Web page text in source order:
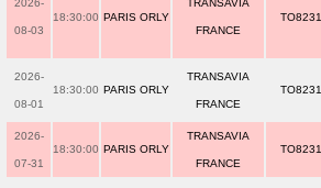
2026-
08-03
18:30:00 PARIS ORLY
TRANSAVIA
FRANCE
TO8231
2026-
08-01
18:30:00 PARIS ORLY
TRANSAVIA
FRANCE
TO8231
2026-
07-31
18:30:00 PARIS ORLY
TRANSAVIA
FRANCE
TO8231